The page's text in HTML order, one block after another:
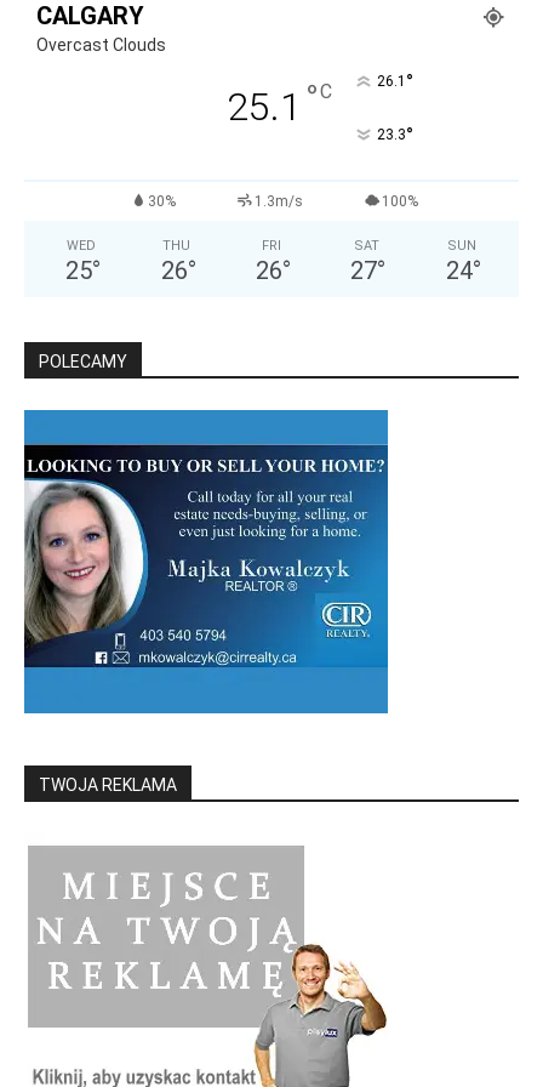
CALGARY
Overcast Clouds
25.1 °C 26.1 °
23.3°
30% 1.3m/s 100%
WED
25°
THU
26°
FRI
26°
SAT
27°
SUN
24°
POLECAMY
TWOJA REKLAMA